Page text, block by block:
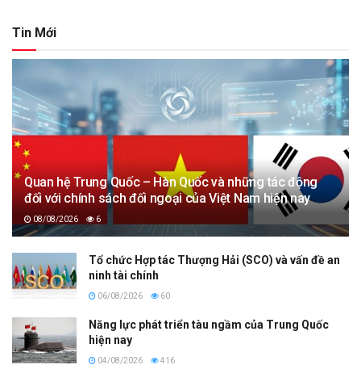
Tin Mới
Quan hệ Trung Quốc – Hàn Quốc và những tác động
đối với chính sách đối ngoại của Việt Nam hiện nay
08/08/2026 6
Tổ chức Hợp tác Thượng Hải (SCO) và vấn đề an
ninh tài chính
06/08/2026 60
Năng lực phát triển tàu ngầm của Trung Quốc
hiện nay
04/08/2026 416